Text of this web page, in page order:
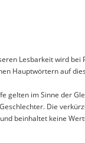
Lesbarkeit wird bei
Hauptwörtern auf
gelten im Sinne der
Die
beinhaltet keine